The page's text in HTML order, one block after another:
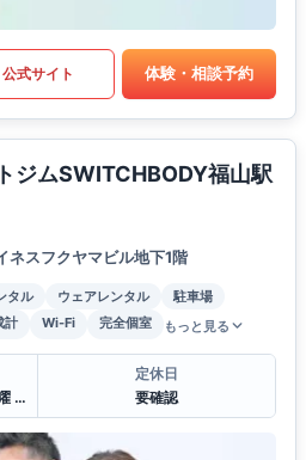
公式サイト 体験・相談予約
ジムSWITCHBODY福山駅
ネスフクヤマビル地下1階
タル ウェアレンタル
駐車場
計 Wi-Fi 完全個室 もっと見る
平日・土曜10:00〜21:00 日曜 10:00〜18:00
定休日
要確認